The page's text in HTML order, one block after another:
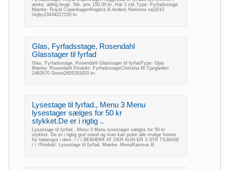
æske, aldrig brugt. Stk. pris 150.00 kr. Har 2 stk.Type: Fyrfadsstage
Mærke: Royal CopenhagenRegitze B.Anders Nielsens vej3210
Vejby23434227150 kr.
Glas, Fyrfadsstage, Rosendahl
Glasstager til fyrfad
Glas, Fyrfadsstage, Rosendahl Glasstager til fyrfadType: Glas
Mærke: Rosendahl Produkt: FyrfadsstageChristina M.Tjurgården
2462670 Greve2655291820 kr.
Lysestage til fyrfad., Menu 3 Menu
lysestager sælges for 50 kr
stykket.De er i rigtig ..
Lysestage til fyrfad., Menu 3 Menu lysestager sælges for 50 kr
stykket. De er i rigtig god stand og man kan putte alle mulige former
for habengut i dem. / / / BEMÆRK AT DER KUN ER 3 STK TILBAGE
/ / /Produkt: Lysestage til fyrfad. Mærke: MenuRasmus B.